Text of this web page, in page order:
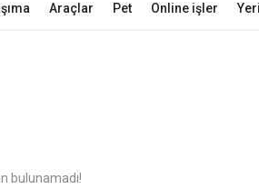
Araçlar Pet Online işler
bulunamadı!